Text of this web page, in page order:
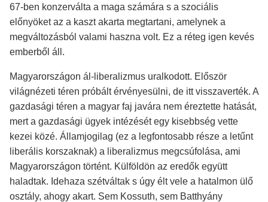
67-ben konzerválta a maga számára s a szociális
előnyöket az a kaszt akarta megtartani, amelynek a
megváltozásból valami haszna volt. Ez a réteg igen kevés
emberből áll.
Magyarországon ál-liberalizmus uralkodott. Először
világnézeti téren próbált érvényesülni, de itt visszaverték. A
gazdasági téren a magyar faj javára nem éreztette hatását,
mert a gazdasági ügyek intézését egy kisebbség vette
kezei közé. Államjogilag (ez a legfontosabb része a letűnt
liberális korszaknak) a liberalizmus megcsúfolása, ami
Magyarországon történt. Külföldön az eredők együtt
haladtak. Idehaza szétváltak s úgy élt vele a hatalmon ülő
osztály, ahogy akart. Sem Kossuth, sem Batthyány